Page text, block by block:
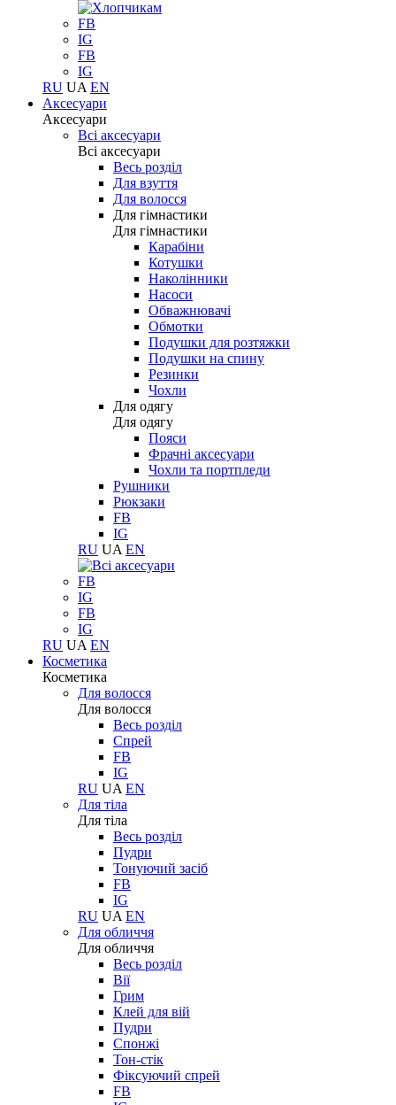
FB
IG
FB
IG
RU UA EN
Аксесуари
Аксесуари
Всі аксесуари
Всі аксесуари
Весь розділ
Для взуття
Для волосся
Для гімнастики
Для гімнастики
Карабіни
Котушки
Наколінники
Насоси
Обважнювачі
Обмотки
Подушки для розтяжки
Подушки на спину
Резинки
Чохли
Для одягу
Для одягу
Пояси
Фрачні аксесуари
Чохли та портпледи
Рушники
Рюкзаки
FB
IG
RU UA EN
FB
IG
FB
IG
RU UA EN
Косметика
Косметика
Для волосся
Для волосся
Весь розділ
Спрей
FB
IG
RU UA EN
Для тіла
Для тіла
Весь розділ
Пудри
Тонуючий засіб
FB
IG
RU UA EN
Для обличчя
Для обличчя
Весь розділ
Вії
Грим
Клей для вій
Пудри
Спонжі
Тон-стік
Фіксуючий спрей
FB